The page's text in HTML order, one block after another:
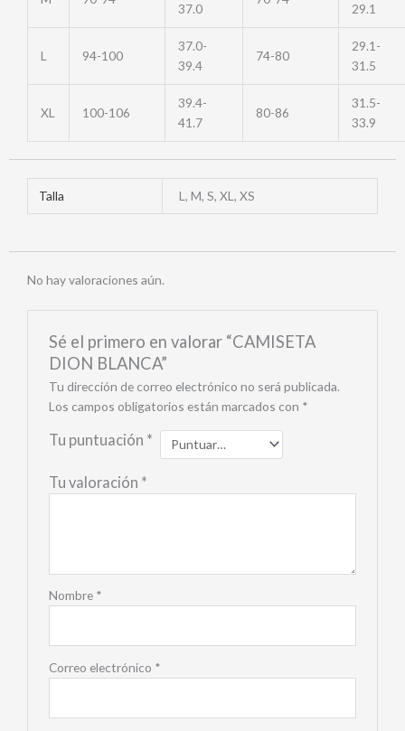
37.0
29.1
L 94-100
37.0-
39.4
74-80
29.1-
31.5
XL 100-106
39.4-
41.7
80-86
31.5-
33.9
Talla L, M, S, XL, XS
No hay valoraciones aún.
Sé el primero en valorar “CAMISETA
DION BLANCA”
Tu dirección de correo electrónico no será publicada.
Los campos obligatorios están marcados con *
Tu puntuación *
Tu valoración *
Nombre *
Correo electrónico *